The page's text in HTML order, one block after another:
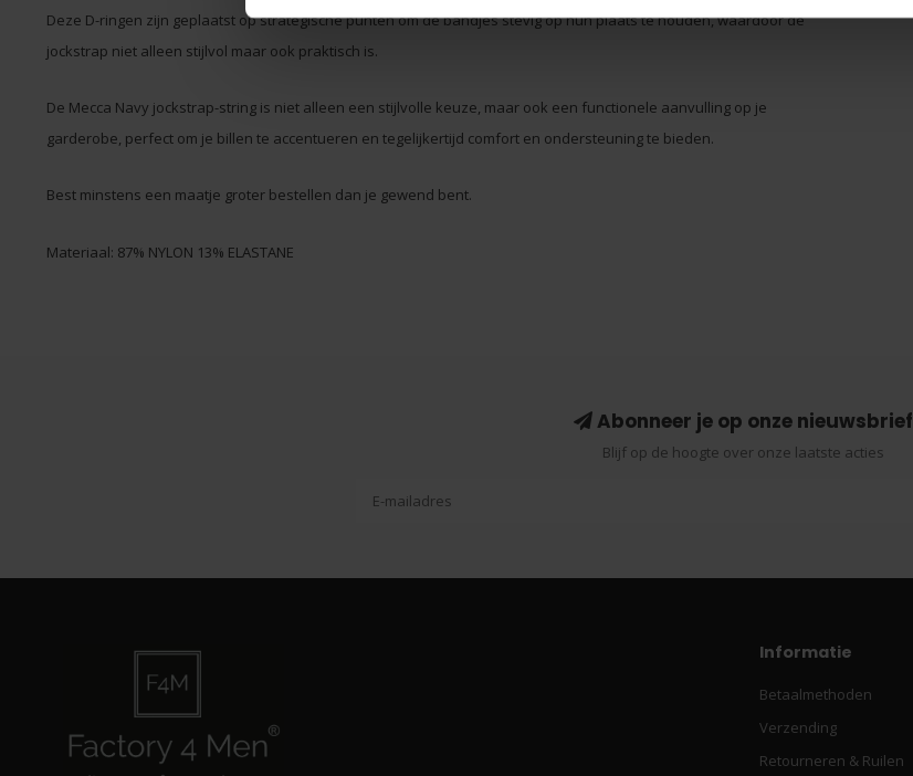
Deze D-ringen zijn geplaatst op strategische punten om de bandjes stevig op hun plaats te houden, waardoor de
jockstrap niet alleen stijlvol maar ook praktisch is.
De Mecca Navy jockstrap-string is niet alleen een stijlvolle keuze, maar ook een functionele aanvulling op je
garderobe, perfect om je billen te accentueren en tegelijkertijd comfort en ondersteuning te bieden.
Best minstens een maatje groter bestellen dan je gewend bent.
Materiaal: 87% NYLON 13% ELASTANE
Abonneer je op onze nieuwsbrief
Blijf op de hoogte over onze laatste acties
Informatie
Betaalmethoden
Verzending
Retourneren & Ruilen